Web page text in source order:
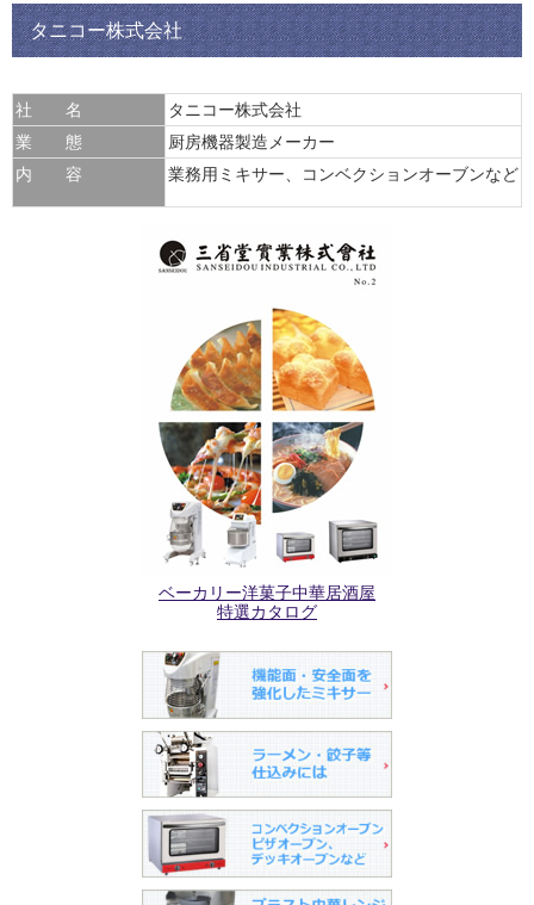
タニコー株式会社
社 名
タニコー株式会社
業 態
厨房機器製造メーカー
内 容
業務用ミキサー、コンベクションオーブンなど
ベーカリー洋菓子中華居酒屋
特選カタログ